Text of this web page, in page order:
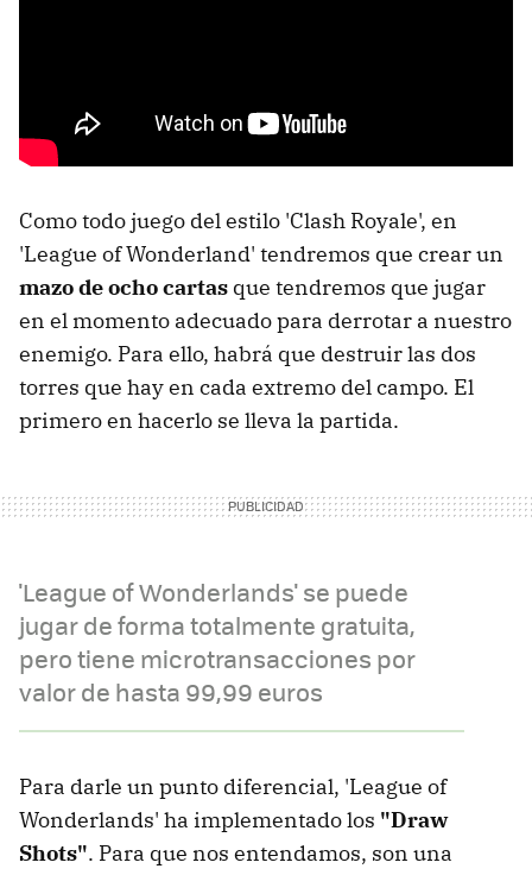
Como todo juego del estilo 'Clash Royale', en
'League of Wonderland' tendremos que crear un
mazo de ocho cartas que tendremos que jugar
en el momento adecuado para derrotar a nuestro
enemigo. Para ello, habrá que destruir las dos
torres que hay en cada extremo del campo. El
primero en hacerlo se lleva la partida.
'League of Wonderlands' se puede
jugar de forma totalmente gratuita,
pero tiene microtransacciones por
valor de hasta 99,99 euros
Para darle un punto diferencial, 'League of
Wonderlands' ha implementado los "Draw
Shots". Para que nos entendamos, son una